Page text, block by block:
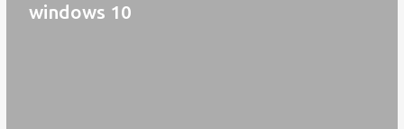
windows 10